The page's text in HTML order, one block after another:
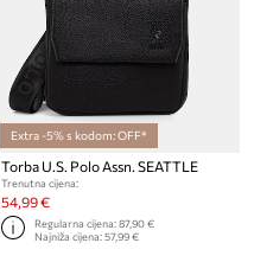
Extra -5% s kodom: OFF*
Torba U.S. Polo Assn. SEATTLE
Trenutna cijena:
54,99 €
Regularna cijena:87,90 €
Najniža cijena:57,99 €